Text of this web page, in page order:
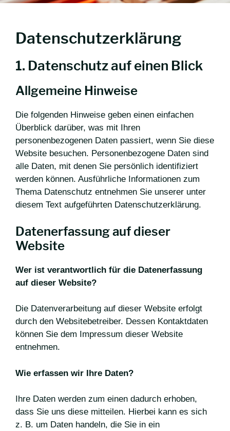
Datenschutzerklärung
1. Datenschutz auf einen Blick
Allgemeine Hinweise
Die folgenden Hinweise geben einen einfachen
Überblick darüber, was mit Ihren
personenbezogenen Daten passiert, wenn Sie diese
Website besuchen. Personenbezogene Daten sind
alle Daten, mit denen Sie persönlich identifiziert
werden können. Ausführliche Informationen zum
Thema Datenschutz entnehmen Sie unserer unter
diesem Text aufgeführten Datenschutzerklärung.
Datenerfassung auf dieser
Website
Wer ist verantwortlich für die Datenerfassung
auf dieser Website?
Die Datenverarbeitung auf dieser Website erfolgt
durch den Websitebetreiber. Dessen Kontaktdaten
können Sie dem Impressum dieser Website
entnehmen.
Wie erfassen wir Ihre Daten?
Ihre Daten werden zum einen dadurch erhoben,
dass Sie uns diese mitteilen. Hierbei kann es sich
z. B. um Daten handeln, die Sie in ein